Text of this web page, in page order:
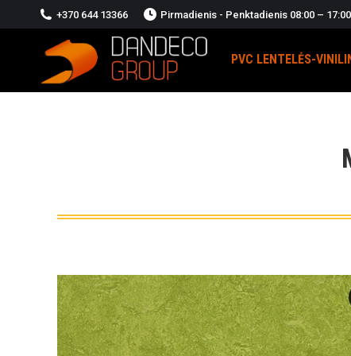
+370 644 13366 Pirmadienis - Penktadienis 08:00 – 17:00
PVC LENTELĖS-